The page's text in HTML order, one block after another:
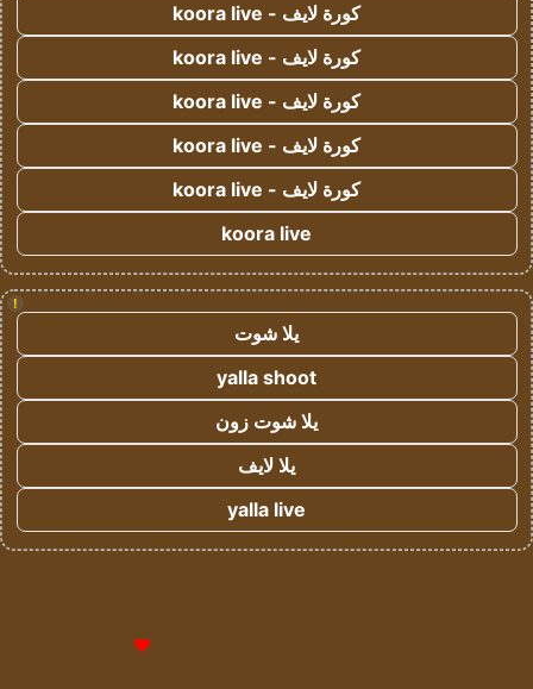
كورة لايف - koora live
كورة لايف - koora live
كورة لايف - koora live
كورة لايف - koora live
كورة لايف - koora live
koora live
!
يلا شوت
yalla shoot
يلا شوت زون
يلا لايف
yalla live